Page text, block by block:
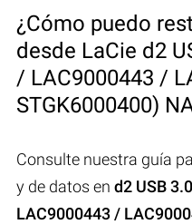
¿Cómo puedo
desde LaCie d2
/ LAC9000443 /
STGK6000400)
Consulte nuestra guía
y de datos en d2 USB
LAC9000443 /